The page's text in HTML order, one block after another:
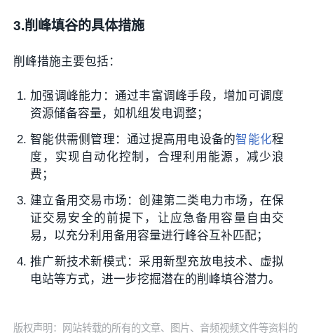
3.削峰填谷的具体措施
削峰措施主要包括：
加强调峰能力：通过丰富调峰手段，增加可调度
资源储备容量，如机组发电调整；
智能供需侧管理：通过提高用电设备的智能化程
度，实现自动化控制，合理利用能源，减少浪
费；
建立备用交易市场：创建第二类电力市场，在保
证交易安全的前提下，让应急备用容量自由交
易，以充分利用备用容量进行峰谷互补匹配；
推广新技术新模式：采用新型充放电技术、虚拟
电站等方式，进一步挖掘潜在的削峰填谷潜力。
版权声明：网站转载的所有的文章、图片、音频视频文件等资料的